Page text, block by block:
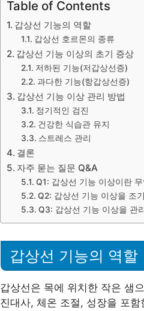
Table of Contents
갑상선 기능의 역할
갑상선 호르몬의 종류
갑상선 기능 이상의 초기 증상
저하된 기능(저갑상선증)
과다한 기능(항갑상선증)
갑상선 기능 이상 관리 방법
정기적인 검진
건강한 식습관 유지
스트레스 관리
결론
자주 묻는 질문 Q&A
Q1: 갑상선 기능 이상이란
Q2: 갑상선 기능 이상을 조
Q3: 갑상선 기능 이상을 관
갑상선 기능의 역할
갑상선은 목에 위치한 작은 샘
진대사, 체온 조절, 성장을 포